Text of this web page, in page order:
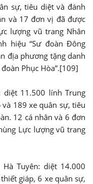
sự, tiêu diệt và đánh
và 17 đơn vị đã được
lượng vũ trang Nhân
hiệu “Sư đoàn Đông
địa phương tặng danh
Phục Hòa”.[109]
diệt 11.500 lính Trung
189 xe quân sự, tiêu
12 cá nhân và 6 đơn
Lực lượng vũ trang
Tuyên: diệt 14.000
giáp, 6 xe quân sự,